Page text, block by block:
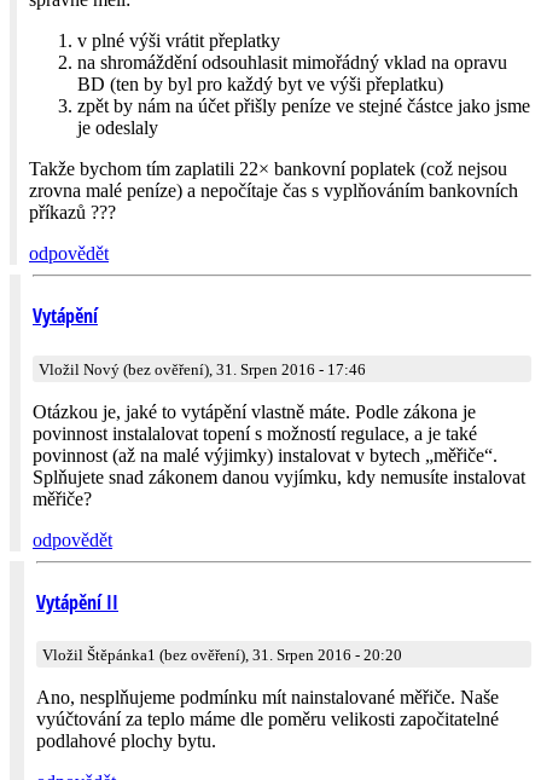
v plné výši vrátit přeplatky
na shromáždění odsouhlasit mimořádný vklad na opravu
BD (ten by byl pro každý byt ve výši přeplatku)
zpět by nám na účet přišly peníze ve stejné částce jako jsme
je odeslaly
Takže bychom tím zaplatili 22× bankovní poplatek (což nejsou
zrovna malé peníze) a nepočítaje čas s vyplňováním bankovních
příkazů ???
odpovědět
Vytápění
Vložil Nový (bez ověření), 31. Srpen 2016 - 17:46
Otázkou je, jaké to vytápění vlastně máte. Podle zákona je
povinnost instalalovat topení s možností regulace, a je také
povinnost (až na malé výjimky) instalovat v bytech „měřiče“.
Splňujete snad zákonem danou vyjímku, kdy nemusíte instalovat
měřiče?
odpovědět
Vytápění II
Vložil Štěpánka1 (bez ověření), 31. Srpen 2016 - 20:20
Ano, nesplňujeme podmínku mít nainstalované měřiče. Naše
vyúčtování za teplo máme dle poměru velikosti započitatelné
podlahové plochy bytu.